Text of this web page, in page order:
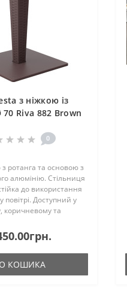
з ніжкою із
70 Riva 882 Brown
0
з ротанга та основою з
алюмінію. Стільниця
до використання
повітрі. Доступний у
коричневому та
КОШИКА